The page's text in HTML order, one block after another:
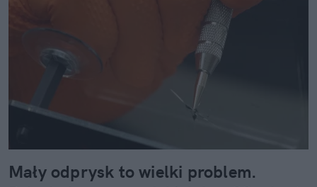
Mały odprysk to wielki problem.